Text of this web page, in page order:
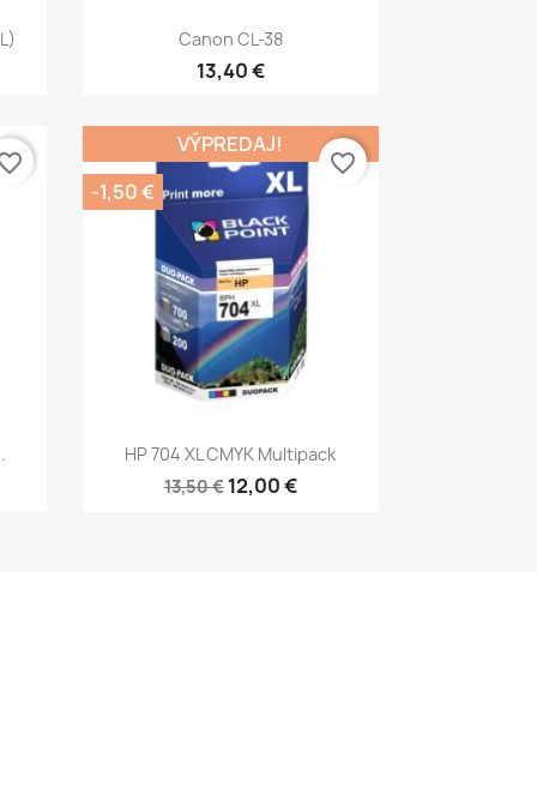
Rýchly náhľad
Canon CL-38
13,40 €
Rýchly náhľad
HP 704 XL CMYK Multipack
13,50 € 12,00 €
VÝPREDAJ!
-1,50 €
favorite_border